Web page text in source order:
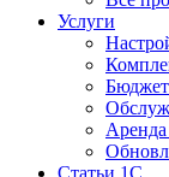
Услуги
Статьи 1С